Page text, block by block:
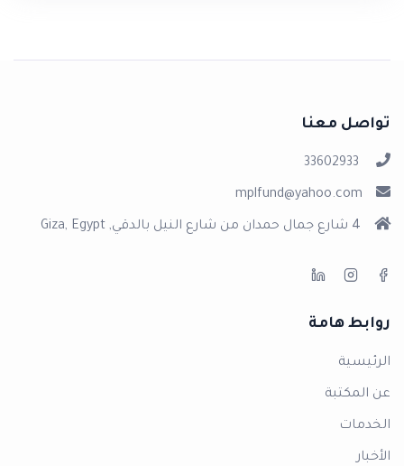
تواصل معنا
33602933
mplfund@yahoo.com
4 شارع جمال حمدان من شارع النيل بالدقي, Giza, Egypt
روابط هامة
الرئيسية
عن المكتبة
الخدمات
الأخبار